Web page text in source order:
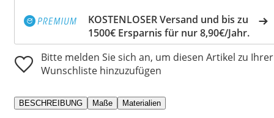
KOSTENLOSER Versand und bis zu
1500€ Ersparnis für nur 8,90€/Jahr.
Bitte melden Sie sich an, um diesen Artikel zu Ihrer
Wunschliste hinzuzufügen
BESCHREIBUNG Maße Materialien